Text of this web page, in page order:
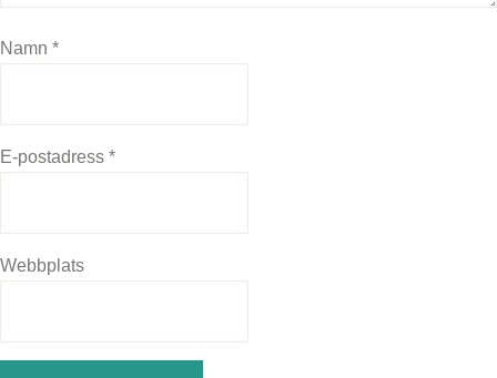
Namn *
E-postadress *
Webbplats